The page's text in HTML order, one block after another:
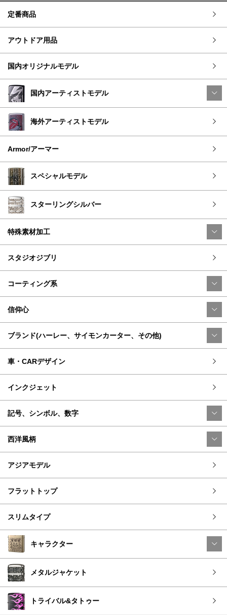
定番商品
アウトドア用品
国内オリジナルモデル
国内アーティストモデル
海外アーティストモデル
Armor/アーマー
スペシャルモデル
スターリングシルバー
特殊素材加工
スタジオジブリ
コーティング系
信仰心
ブランド(ハーレー、サイモンカーター、その他)
車・CARデザイン
インクジェット
記号、シンボル、数字
西洋風柄
アジアモデル
フラットトップ
スリムタイプ
キャラクター
メタルジャケット
トライバル&タトゥー